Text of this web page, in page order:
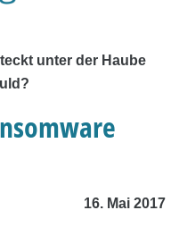
unter der Haube
16. Mai 2017